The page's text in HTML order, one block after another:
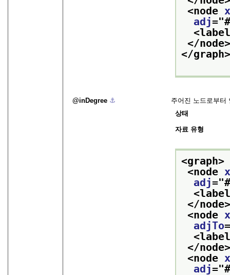
<node
adj="
</node>
</graph>
inDegree ⚓︎
주어진 노드로부터
상태
자료 유형
<graph>
<node
adj="
</node>
<node
adjTo
</node>
<node
adj="